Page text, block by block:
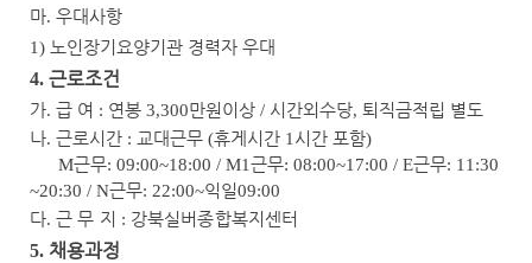
마. 우대사항
1) 노인장기요양기관 경력자 우대
4. 근로조건
가. 급 여 : 연봉 3,300만원이상 / 시간외수당, 퇴직금적립 별도
나. 근로시간 : 교대근무 (휴게시간 1 시간 포함)
M근무: 09:00~18:00 / M1근무: 08:00~17:00 / E근무: 11:30
~20:30 / N근무: 22:00~익일09:00
다.근 무 지 : 강북실버종합복지센터
5. 채용과정